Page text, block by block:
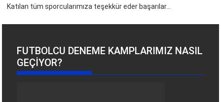
Katılan tüm sporcularımıza teşekkür eder başarılar...
FUTBOLCU DENEME KAMPLARIMIZ NASIL
GEÇIYOR?